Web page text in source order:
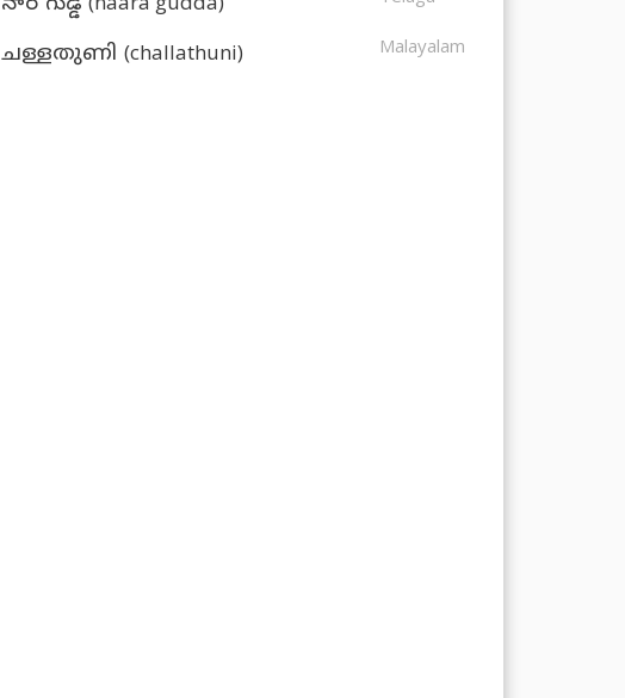
ചള്ളതുണി (challathuni) Malayalam